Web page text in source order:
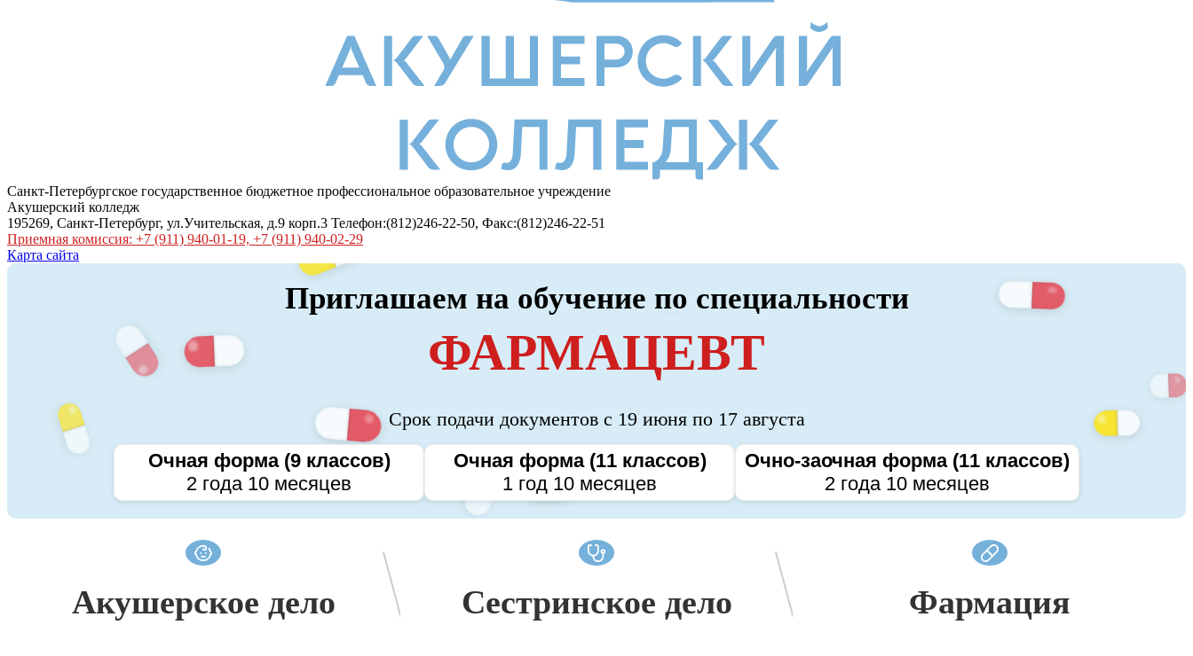
Санкт-Петербургское государственное бюджетное профессиональное образовательное учреждение
Акушерский колледж
195269, Санкт-Петербург, ул.Учительская, д.9 корп.3 Телефон:(812)246-22-50, Факс:(812)246-22-51
Приемная комиссия: +7 (911) 940-01-19, +7 (911) 940-02-29
Карта сайта
Приглашаем на обучение по специальности
ФАРМАЦЕВТ
Срок подачи документов с 19 июня по 17 августа
Очная форма (9 классов)
2 года 10 месяцев
Очная форма (11 классов)
1 год 10 месяцев
Очно-заочная форма (11 классов)
2 года 10 месяцев
Акушерское дело Сестринское дело Фармация